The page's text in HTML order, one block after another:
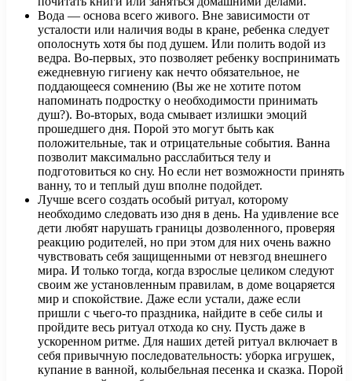
Вода — основа всего живого. Вне зависимости от
усталости или наличия воды в кране, ребенка следует
ополоснуть хотя бы под душем. Или полить водой из
ведра. Во-первых, это позволяет ребенку воспринимать
ежедневную гигиену как нечто обязательное, не
поддающееся сомнению (Вы же не хотите потом
напоминать подростку о необходимости принимать
душ?). Во-вторых, вода смывает излишки эмоций
прошедшего дня. Порой это могут быть как
положительные, так и отрицательные события. Ванна
позволит максимально расслабиться телу и
подготовиться ко сну. Но если нет возможности принять
ванну, то и теплый душ вполне подойдет.
Лучше всего создать особый ритуал, которому
необходимо следовать изо дня в день. На удивление все
дети любят нарушать границы дозволенного, проверяя
реакцию родителей, но при этом для них очень важно
чувствовать себя защищенными от невзгод внешнего
мира. И только тогда, когда взрослые целиком следуют
своим же установленным правилам, в доме воцаряется
мир и спокойствие. Даже если устали, даже если
пришли с чьего-то праздника, найдите в себе силы и
пройдите весь ритуал отхода ко сну. Пусть даже в
ускоренном ритме. Для наших детей ритуал включает в
себя привычную последовательность: уборка игрушек,
купание в ванной, колыбельная песенка и сказка. Порой